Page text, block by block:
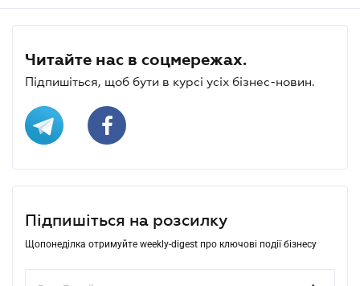
Читайте нас в соцмережах.
Підпишіться, щоб бути в курсі усіх бізнес-новин.
Підпишіться на розсилку
Щопонеділка отримуйте weekly-digest про ключові події бізнесу